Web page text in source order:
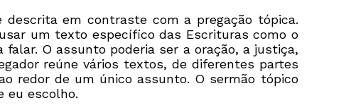
em contraste com a pregação tópica.
um texto específico das Escrituras como o
O assunto poderia ser a oração, a justiça,
reúne vários textos, de diferentes partes
redor de um único assunto. O sermão tópico
eu escolho.